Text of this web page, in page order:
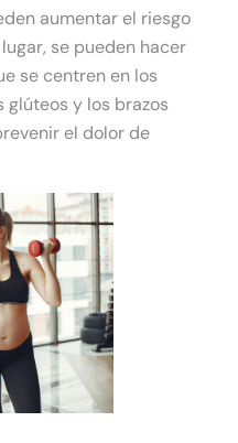
aumentar el riesgo
se pueden hacer
se centren en los
glúteos y los brazos
el dolor de